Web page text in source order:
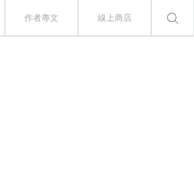
作者專文 線上商店